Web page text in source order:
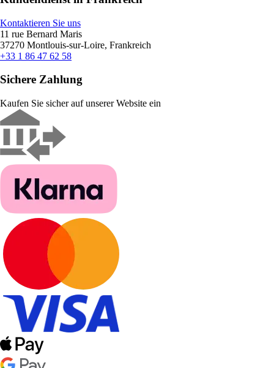
Kontaktieren Sie uns
11 rue Bernard Maris
37270 Montlouis-sur-Loire, Frankreich
+33 1 86 47 62 58
Sichere Zahlung
Kaufen Sie sicher auf unserer Website ein